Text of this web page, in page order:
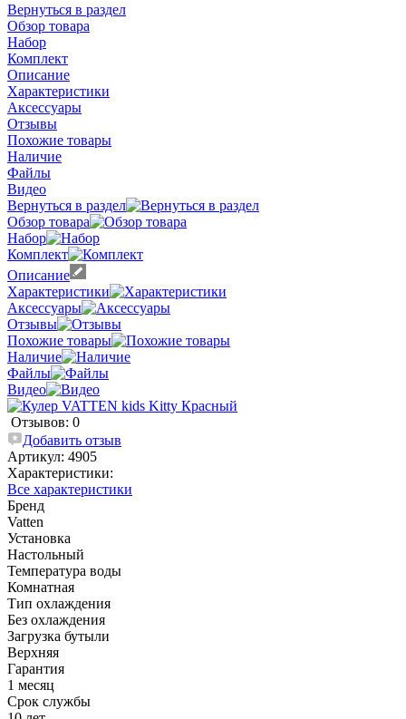
Вернуться в раздел
Обзор товара
Набор
Комплект
Описание
Характеристики
Аксессуары
Отзывы
Похожие товары
Наличие
Файлы
Видео
Вернуться в раздел
Обзор товара
Набор
Комплект
Описание
Характеристики
Аксессуары
Отзывы
Похожие товары
Наличие
Файлы
Видео
Отзывов: 0
Добавить отзыв
Артикул: 4905
Характеристики:
Все характеристики
Бренд
Vatten
Установка
Настольный
Температура воды
Комнатная
Тип охлаждения
Без охлаждения
Загрузка бутыли
Верхняя
Гарантия
1 месяц
Срок службы